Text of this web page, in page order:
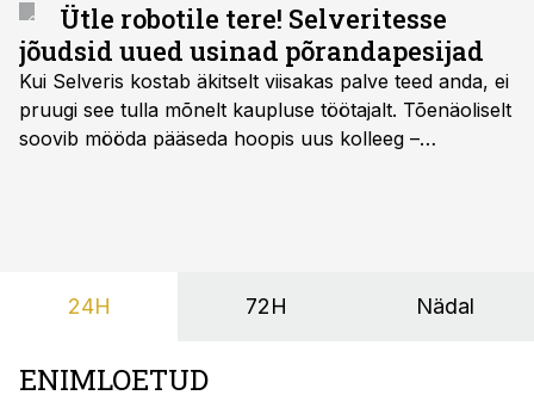
Ütle robotile tere! Selveritesse
jõudsid uued usinad põrandapesijad
Kui Selveris kostab äkitselt viisakas palve teed anda, ei
pruugi see tulla mõnelt kaupluse töötajalt. Tõenäoliselt
soovib mööda pääseda hoopis uus kolleeg –
24H 72H Nädal
ENIMLOETUD